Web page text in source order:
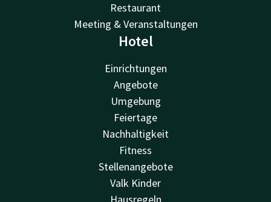
Restaurant
Meeting & Veranstaltungen
Hotel
Einrichtungen
Angebote
Umgebung
Feiertage
Nachhaltigkeit
Fitness
Stellenangebote
Valk Kinder